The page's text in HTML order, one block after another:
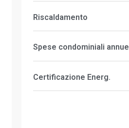
Riscaldamento
Spese condominiali annue
Certificazione Energ.